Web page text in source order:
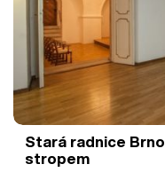
Stará radnice Brno
stropem